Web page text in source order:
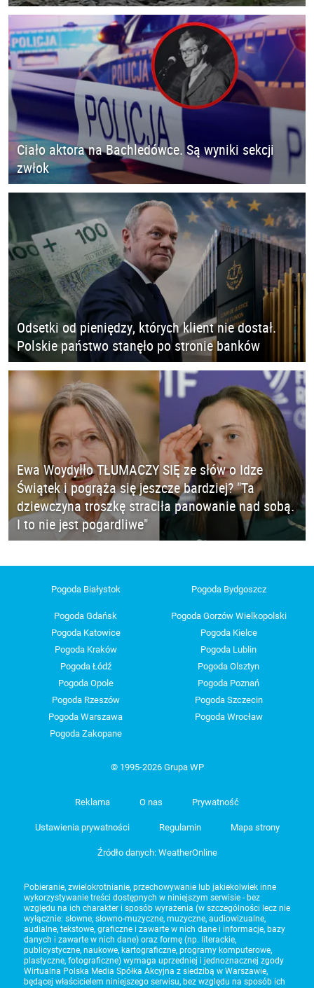
Ciało aktora na Bachledówce. Są wyniki sekcji
zwłok
Odsetki od pieniędzy, których klient nie dostał.
Polskie państwo stanęło po stronie banków
Ewa Woydyłło TŁUMACZY SIĘ ze słów o Idze
Świątek i pogrąża się jeszcze bardziej? "Ta
dziewczyna troszkę straciła panowanie nad sobą.
I to nie jest pogardliwe"
Pogoda Białystok Pogoda Bydgoszcz
Pogoda Gdańsk
Pogoda Gorzów Wielkopolski
Pogoda Katowice
Pogoda Kielce
Pogoda Kraków
Pogoda Lublin
Pogoda Łódź
Pogoda Olsztyn
Pogoda Opole
Pogoda Poznań
Pogoda Rzeszów
Pogoda Szczecin
Pogoda Warszawa
Pogoda Wrocław
Pogoda Zakopane
© 1995-2026 Grupa WP
Reklama O nas Prywatność
Ustawienia prywatności Regulamin Mapa strony
Źródło danych: WeatherOnline
Pobieranie, zwielokrotnianie, przechowywanie lub jakiekolwiek inne
wykorzystywanie treści dostępnych w niniejszym serwisie - bez
względu na ich charakter i sposób wyrażenia (w szczególności lecz nie
wyłącznie: słowne, słowno-muzyczne, muzyczne, audiowizualne,
audialne, tekstowe, graficzne i zawarte w nich dane i informacje, bazy
danych i zawarte w nich dane) oraz formę (np. literackie,
publicystyczne, naukowe, kartograficzne, programy komputerowe,
plastyczne, fotograficzne) wymaga uprzedniej i jednoznacznej zgody
Wirtualna Polska Media Spółka Akcyjna z siedzibą w Warszawie,
będącej właścicielem niniejszego serwisu, bez względu na sposób ich